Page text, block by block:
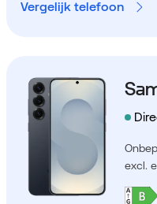
Vergelijk telefoon
excl.